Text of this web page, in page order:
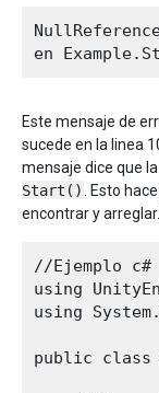
Este mensaje de
sucede en la linea
mensaje dice que
Start()
. Esto
encontrar y
//Ejemplo c#
using
using
public class